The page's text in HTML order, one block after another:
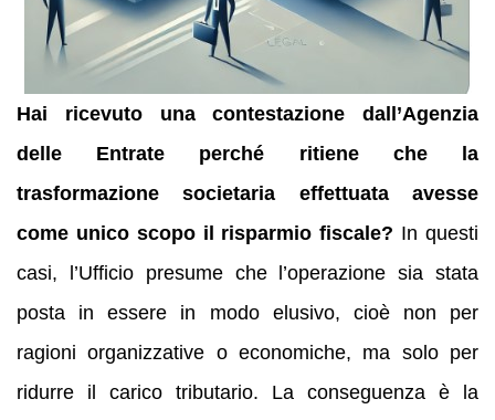
Hai ricevuto una contestazione dall’Agenzia
delle Entrate perché ritiene che la
trasformazione societaria effettuata avesse
come unico scopo il risparmio fiscale? In questi
casi, l’Ufficio presume che l’operazione sia stata
posta in essere in modo elusivo, cioè non per
ragioni organizzative o economiche, ma solo per
ridurre il carico tributario. La conseguenza è la